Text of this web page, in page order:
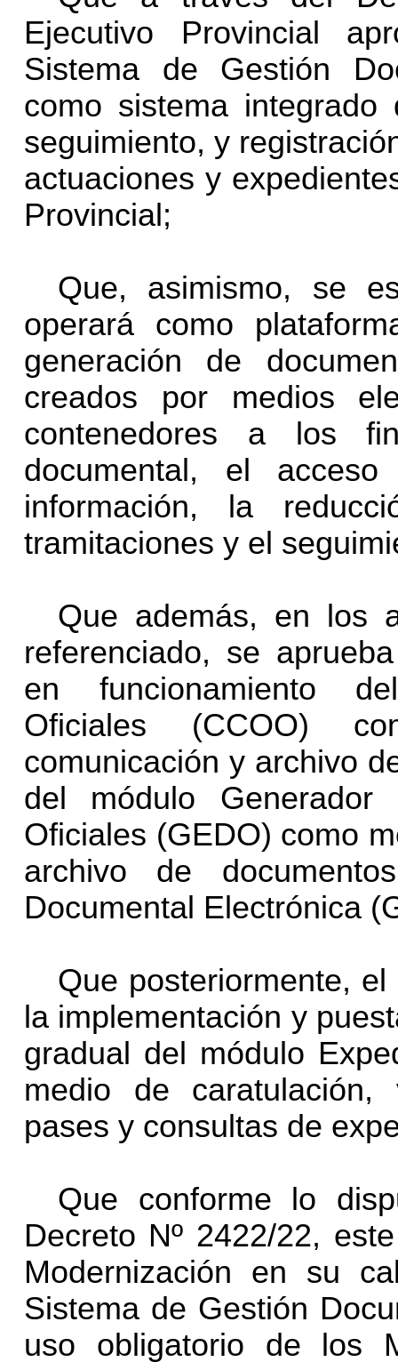
Ejecutivo Provincial
Sistema de Gestión
como sistema integrado
seguimiento, y
actuaciones y
Provincial;
Que, asimismo, se
operará como
generación de
creados por medios
contenedores a los
documental, el
información, la
tramitaciones y el
Que además, en los
referenciado, se
en funcionamiento
Oficiales (CCOO)
comunicación y archivo
del módulo Generador
Oficiales (GEDO) como
archivo de
Documental Electrónica
Que posteriormente,
la implementación y
gradual del módulo
medio de caratulación,
pases y consultas de
Que conforme lo
Decreto Nº 2422/22,
Modernización en su
Sistema de Gestión
uso obligatorio de los